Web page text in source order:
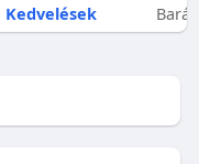
Kedvelések